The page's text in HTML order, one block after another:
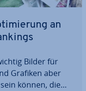
an
Bilder für
Grafiken aber
können, die